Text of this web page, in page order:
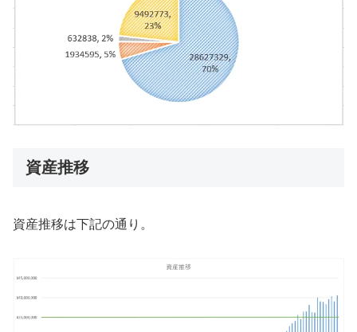
資産推移
資産推移は下記の通り。